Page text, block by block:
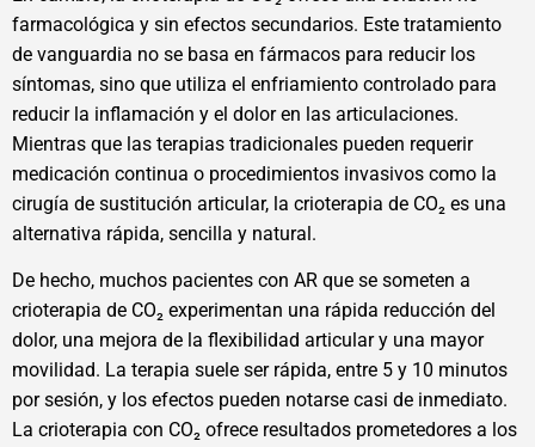
farmacológica y sin efectos secundarios. Este tratamiento
de vanguardia no se basa en fármacos para reducir los
síntomas, sino que utiliza el enfriamiento controlado para
reducir la inflamación y el dolor en las articulaciones.
Mientras que las terapias tradicionales pueden requerir
medicación continua o procedimientos invasivos como la
cirugía de sustitución articular, la crioterapia de CO₂ es una
alternativa rápida, sencilla y natural.
De hecho, muchos pacientes con AR que se someten a
crioterapia de CO₂ experimentan una rápida reducción del
dolor, una mejora de la flexibilidad articular y una mayor
movilidad. La terapia suele ser rápida, entre 5 y 10 minutos
por sesión, y los efectos pueden notarse casi de inmediato.
La crioterapia con CO₂ ofrece resultados prometedores a los